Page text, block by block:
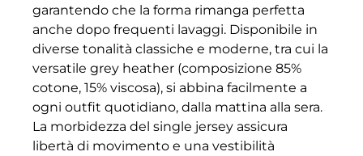
garantendo che la forma rimanga perfetta
anche dopo frequenti lavaggi. Disponibile in
diverse tonalità classiche e moderne, tra cui la
versatile grey heather (composizione 85%
cotone, 15% viscosa), si abbina facilmente a
ogni outfit quotidiano, dalla mattina alla sera.
La morbidezza del single jersey assicura
libertà di movimento e una vestibilità